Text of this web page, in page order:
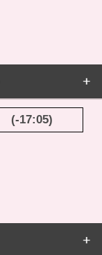
(-17:05)